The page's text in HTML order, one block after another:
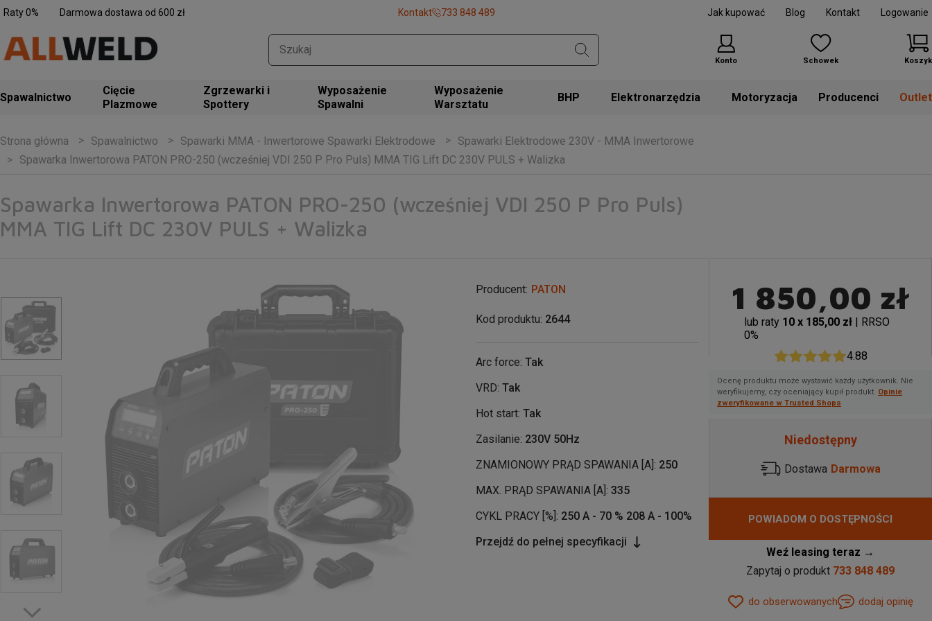
Raty 0% Darmowa dostawa od 600 zł Kontakt 733 848 489 Jak kupować Blog Kontakt Logowanie
Konto Schowek Koszyk
Spawalnictwo
Zgrzewarki i
Spottery
Wyposażenie
Spawalni
Wyposażenie
Warsztatu
BHP Motoryzacja Producenci Outlet
Strona główna Spawalnictwo Spawarki MMA - Inwertorowe Spawarki Elektrodowe
Spawarki Elektrodowe 230V - MMA Inwertorowe
Spawarka Inwertorowa PATON PRO-250 (wcześniej VDI 250 P Pro Puls) MMA TIG Lift DC 230V PULS + Walizka
Spawarka Inwertorowa PATON PRO-250 (wcześniej VDI 250 P Pro Puls)
MMA TIG Lift DC 230V PULS + Walizka
Producent: PATON
Kod produktu: 2644
Arc force: Tak
VRD: Tak
Hot start: Tak
Zasilanie: 230V 50Hz
ZNAMIONOWY PRĄD SPAWANIA [A]: 250
MAX. PRĄD SPAWANIA [A]: 335
CYKL PRACY [%]: 250 A - 70 % 208 A - 100%
Przejdź do pełnej specyfikacji
1 850,00 zł
lub raty 10 x 185,00 zł | RRSO
0%
4.88
Ocenę produktu może wystawić każdy użytkownik. Nie
weryfikujemy, czy oceniający kupił produkt. Opinie
zweryfikowane w Trusted Shops
Niedostępny
Dostawa Darmowa
POWIADOM O DOSTĘPNOŚCI
Weź leasing teraz →
Zapytaj o produkt 733 848 489
do obserwowanych dodaj opinię